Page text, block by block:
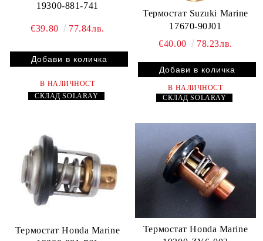
19300-881-741
€39.80 77.84лв.
В НАЛИЧНОСТ
СКЛАДSOLARAY
Термостат Suzuki Marine
17670-90J01
€40.00
78.23лв.
В НАЛИЧНОСТ
СКЛАДSOLARAY
Термостат Honda Marine
Термостат Honda Marine